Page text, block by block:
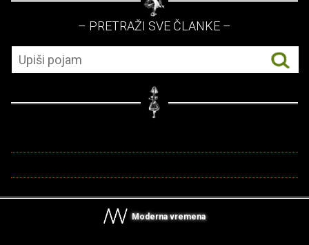
– PRETRAŽI SVE ČLANKE –
Moderna vremena